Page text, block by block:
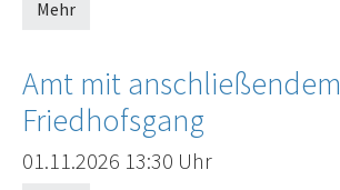
Mehr
Amt mit anschließendem
Friedhofsgang
01.11.2026 13:30 UhrOffenes Ende